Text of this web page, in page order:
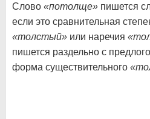
Слово «потолще» пишется
если это сравнительная
«толстый» или наречия
пишется раздельно с
форма существительного